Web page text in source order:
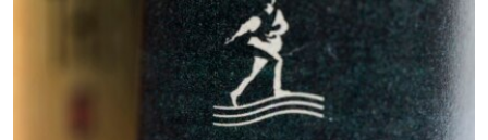
گزارش‌های ویدئویی
English
به ما بپیوندید